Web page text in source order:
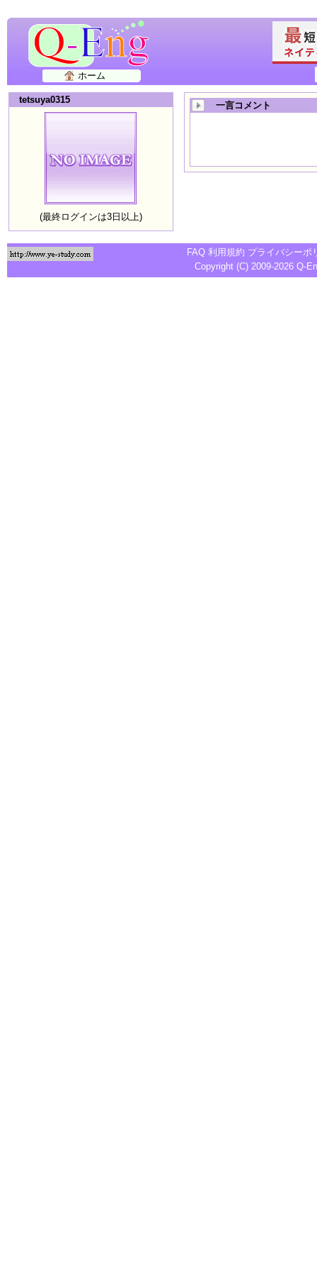
ホーム
tetsuya0315
(最終ログインは3日以上)
一言コメント
FAQ 利用規約 プライバシーポ
Copyright (C) 2009-2026 Q-